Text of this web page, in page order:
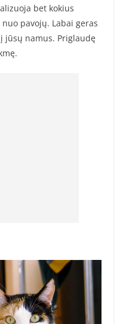
bet kokius
pavojų. Labai geras
jūsų namus. Priglaudę